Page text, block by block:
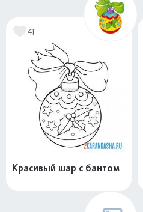
41
Красивый шар с бантом